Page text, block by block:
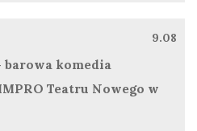
barowa komedia
Teatru Nowego w
9.08